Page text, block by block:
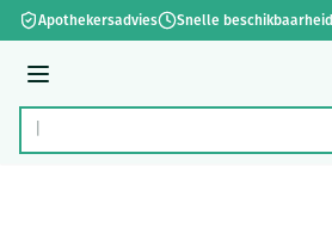
Ga naar de inhoud
Apothekersadvies Snelle beschikbaarheid
Menu
Product, merk, categorie...